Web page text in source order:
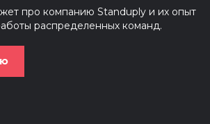
про компанию Standuply и их опыт
распределенных команд.